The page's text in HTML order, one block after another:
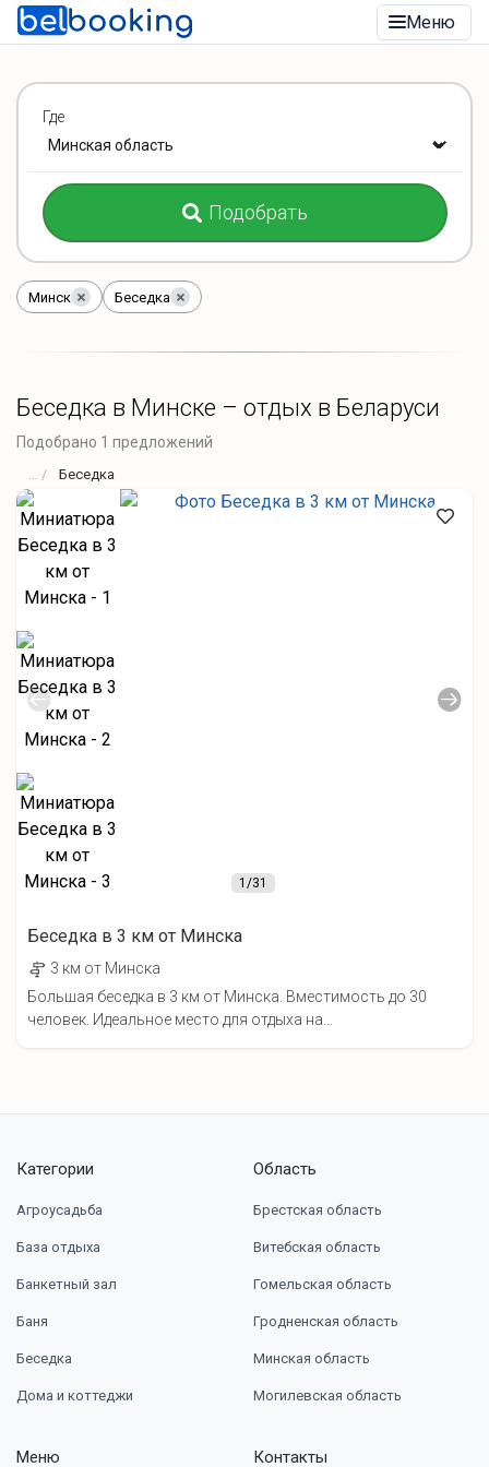
Меню
Где
Подобрать
Минск Беседка
Беседка в Минске – отдых в Беларуси
Подобрано 1 предложений
Беседка
1/31
Беседка в 3 км от Минска
3 км от Минска
Большая беседка в 3 км от Минска. Вместимость до 30
человек. Идеальное место для отдыха на...
Категории
Агроусадьба
База отдыха
Банкетный зал
Баня
Беседка
Дома и коттеджи
Область
Брестская область
Витебская область
Гомельская область
Гродненская область
Минская область
Могилевская область
Меню Контакты